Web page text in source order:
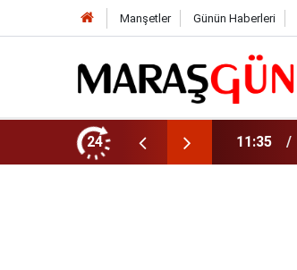
Manşetler Günün Haberleri
24
Müdür Ataması 10:14